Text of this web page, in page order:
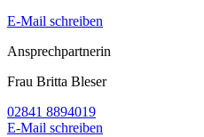
E-Mail schreiben
Ansprechpartnerin
Frau Britta Bleser
02841 8894019
E-Mail schreiben